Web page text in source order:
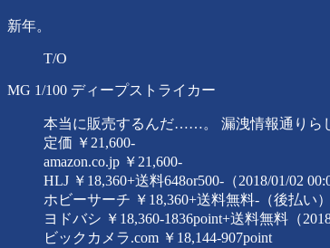
新年。
T/O
MG 1/100 ディープストライカー
本当に販売するんだ……。 漏洩情報通りら
定価 ￥21,600-
amazon.co.jp ￥21,600-
HLJ ￥18,360+送料648or500-（2018/01/02
ホビーサーチ ￥18,360+送料無料-（後払い）
ヨドバシ ￥18,360-1836point+送料無料（
ビックカメラ.com ￥18,144-907point